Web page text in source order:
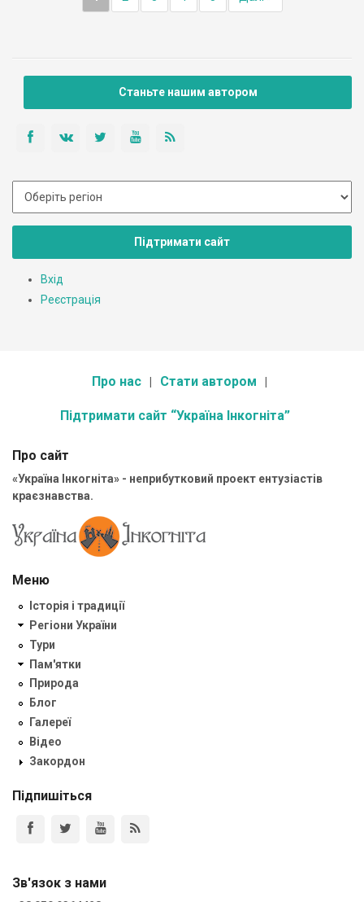
Станьте нашим автором
Підтримати сайт
Вхід
Реєстрація
Про нас Стати автором
Підтримати сайт “Україна Інкогніта”
Про сайт
«Україна Інкогніта» - неприбутковий проект ентузіастів
краєзнавства.
Меню
Історія і традиції
Регіони України
Тури
Пам'ятки
Природа
Блог
Галереї
Відео
Закордон
Підпишіться
Зв'язок з нами